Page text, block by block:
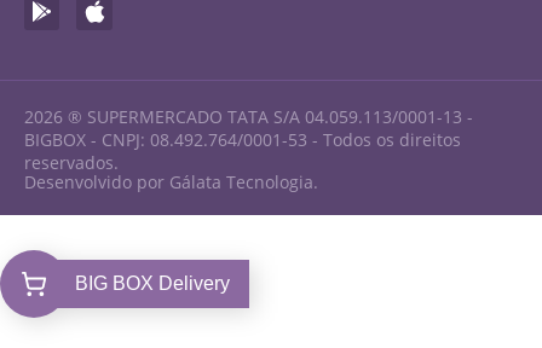
2026 ® SUPERMERCADO TATA S/A 04.059.113/0001-13 -
BIGBOX - CNPJ: 08.492.764/0001-53 - Todos os direitos
reservados.
Desenvolvido por Gálata Tecnologia.
BIG BOX Delivery